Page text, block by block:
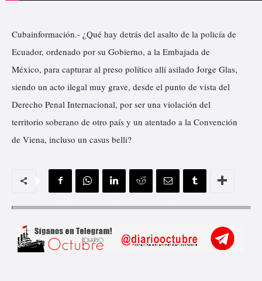
Cubainformación.- ¿Qué hay detrás del asalto de la policía de
Ecuador, ordenado por su Gobierno, a la Embajada de
México, para capturar al preso político allí asilado Jorge Glas,
siendo un acto ilegal muy grave, desde el punto de vista del
Derecho Penal Internacional, por ser una violación del
territorio soberano de otro país y un atentado a la Convención
de Viena, incluso un casus belli?